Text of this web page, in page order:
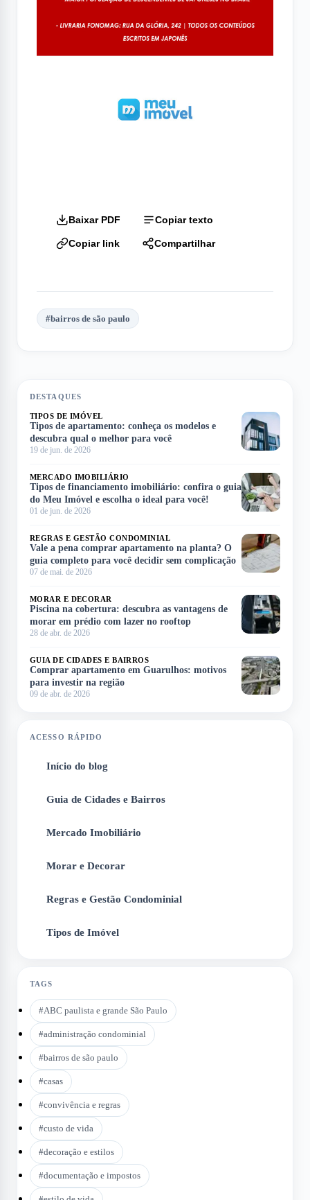
Baixar PDF Copiar texto
Copiar link Compartilhar
#bairros de são paulo
DESTAQUES
TIPOS DE IMÓVEL
Tipos de apartamento: conheça os modelos e
descubra qual o melhor para você
19 de jun. de 2026
MERCADO IMOBILIÁRIO
Tipos de financiamento imobiliário: confira o guia
do Meu Imóvel e escolha o ideal para você!
01 de jun. de 2026
REGRAS E GESTÃO CONDOMINIAL
Vale a pena comprar apartamento na planta? O
guia completo para você decidir sem complicação
07 de mai. de 2026
MORAR E DECORAR
Piscina na cobertura: descubra as vantagens de
morar em prédio com lazer no rooftop
28 de abr. de 2026
GUIA DE CIDADES E BAIRROS
Comprar apartamento em Guarulhos: motivos
para investir na região
09 de abr. de 2026
ACESSO RÁPIDO
Início do blog
Guia de Cidades e Bairros
Mercado Imobiliário
Morar e Decorar
Regras e Gestão Condominial
Tipos de Imóvel
TAGS
#ABC paulista e grande São Paulo
#administração condominial
#bairros de são paulo
#casas
#convivência e regras
#custo de vida
#decoração e estilos
#documentação e impostos